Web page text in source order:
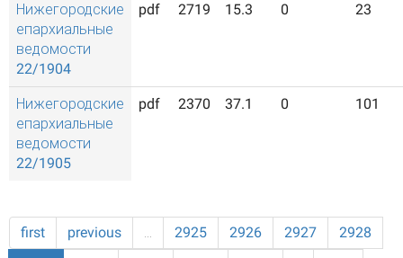
Нижегородские
епархиальные
ведомости
22/1904
pdf 2719 15.3 0 23
Нижегородские
епархиальные
ведомости
22/1905
pdf 2370 37.1 0 101
first previous … 2925 2926 2927
2928